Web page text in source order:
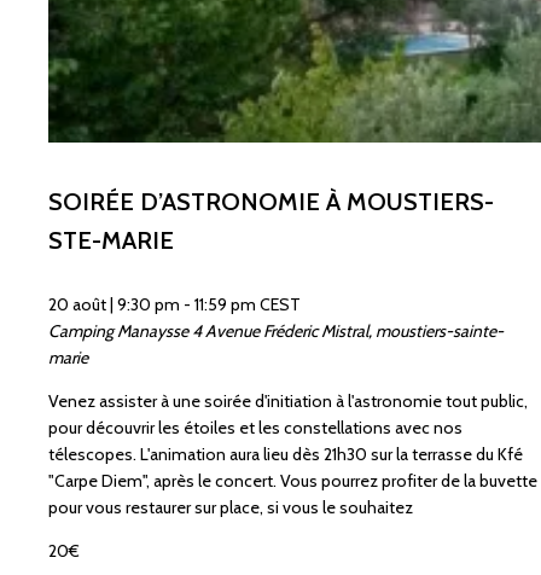
SOIRÉE D’ASTRONOMIE À MOUSTIERS-
STE-MARIE
20 août | 9:30 pm - 11:59 pm CEST
Camping Manaysse4 Avenue Fréderic Mistral, moustiers-sainte-
marie
Venez assister à une soirée d'initiation à l'astronomie tout public,
pour découvrir les étoiles et les constellations avec nos
télescopes. L'animation aura lieu dès 21h30 sur la terrasse du Kfé
"Carpe Diem", après le concert. Vous pourrez profiter de la buvette
pour vous restaurer sur place, si vous le souhaitez
20€